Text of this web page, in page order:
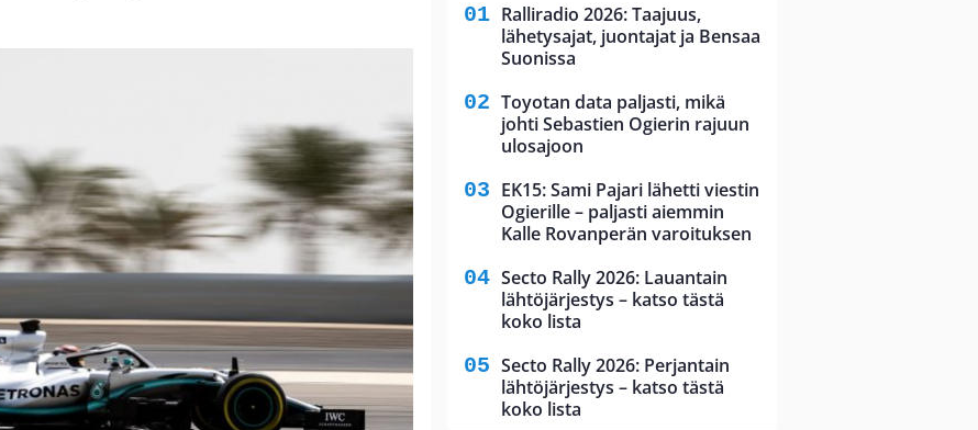
Ralliradio 2026: Taajuus,
lähetysajat, juontajat ja Bensaa
Suonissa
Toyotan data paljasti, mikä
johti Sebastien Ogierin rajuun
ulosajoon
EK15: Sami Pajari lähetti viestin
Ogierille – paljasti aiemmin
Kalle Rovanperän varoituksen
Secto Rally 2026: Lauantain
lähtöjärjestys – katso tästä
koko lista
Secto Rally 2026: Perjantain
lähtöjärjestys – katso tästä
koko lista